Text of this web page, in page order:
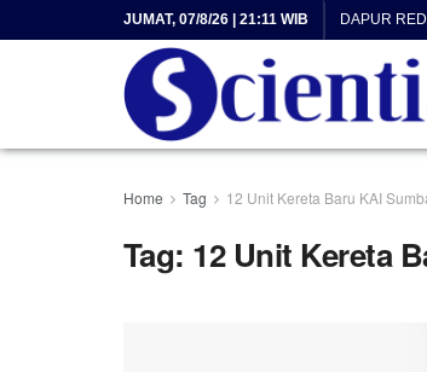
JUMAT, 07/8/26 | 21:11 WIB DAPUR
Home Tag 12 Unit Kereta Baru KAI
Tag: 12 Unit Kereta